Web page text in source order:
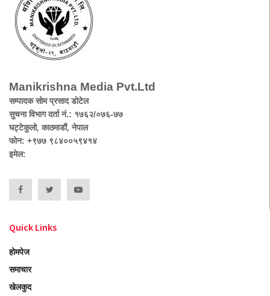
Manikrishna Media Pvt.Ltd
सम्पादक सोम प्रसाद डोटेल
सुचना विभाग दर्ता नं.: १७६२/०७६-७७
घट्टेकुलो, काठमाडौं, नेपाल
फोन: +९७७ ९८४००५९४१४
इमेल:
Quick Links
होमपेज
समाचार
खेलकुद